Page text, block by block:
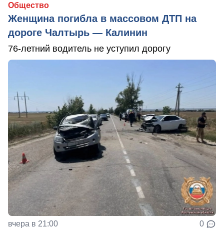
Общество
Женщина погибла в массовом ДТП на
дороге Чалтырь — Калинин
76-летний водитель не уступил дорогу
вчера в 21:00 0